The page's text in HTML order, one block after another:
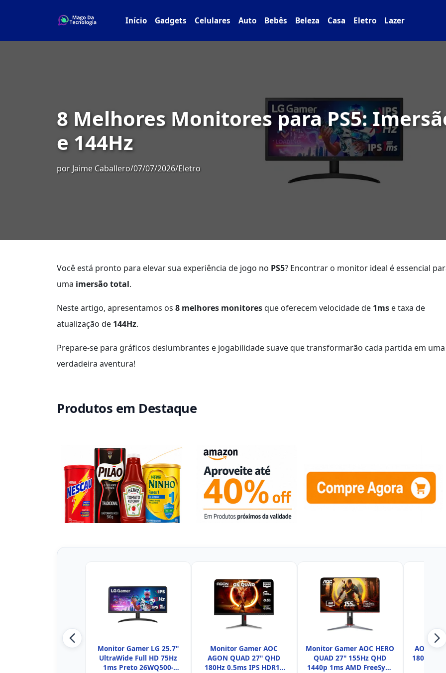
Início Gadgets Celulares Auto Bebês Beleza Casa Eletro Lazer
8 Melhores Monitores para PS5:
e 144Hz
por Jaime Caballero/07/07/2026/Eletro
Você está pronto para elevar sua experiência de jogo no PS5? Encontrar o monitor ideal é essencial
uma imersão total.
Neste artigo, apresentamos os 8 melhores monitoresque oferecem velocidade de 1ms e taxa de
atualização de 144Hz.
Prepare-se para gráficos deslumbrantes e jogabilidade suave que transformarão cada partida em uma
verdadeira aventura!
Produtos em Destaque
Monitor Gamer LG 25.7"
UltraWide Full HD 75Hz
1ms Preto 26WQ500-
Monitor Gamer AOC
AGON QUAD 27" QHD
180Hz 0.5ms IPS HDR10
Monitor Gamer AOC HERO
QUAD 27" 155Hz QHD
1440p 1ms AMD FreeSync
AOC,
180Hz,